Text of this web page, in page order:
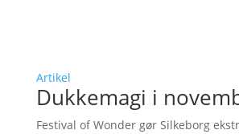
Artikel
Dukkemagi i
Festival of Wonder gør Silkeborg